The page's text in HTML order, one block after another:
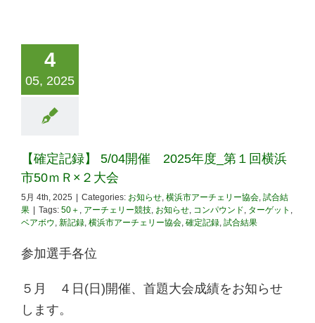
4
05, 2025
【確定記録】 5/04開催 2025年度_第１回横浜
市50ｍＲ×２大会
5月 4th, 2025 Categories: お知らせ, 横浜市アーチェリー協会, 試合結
果
Tags: 50＋ , アーチェリー競技, お知らせ, コンパウンド, ターゲット ,
ベアボウ, 新記録, 横浜市アーチェリー協会, 確定記録, 試合結果
参加選手各位
５月 ４日(日)開催、首題大会成績をお知らせ
します。